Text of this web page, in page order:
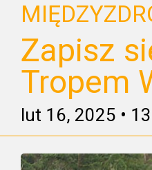
Zapisz
Tropem
lut 16, 2025 •